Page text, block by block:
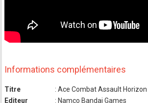
Informations complémentaires
Titre
: Ace Combat Assault
Editeur
: Namco Bandai Games